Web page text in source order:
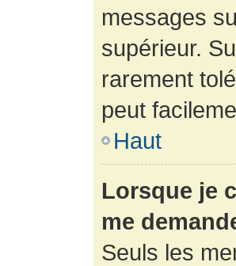
messages
supérieur.
rarement
peut
Haut
Lorsque je
me
Seuls les